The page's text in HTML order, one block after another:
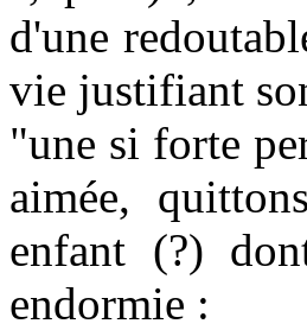
d'une
vie justifiant
"une si forte
aimée,
enfant (?)
endormie :